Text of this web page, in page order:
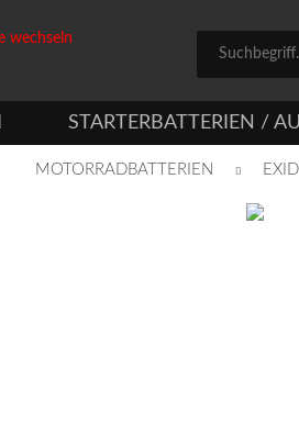
STARTERBATTERIEN /
MOTORRADBATTERIEN